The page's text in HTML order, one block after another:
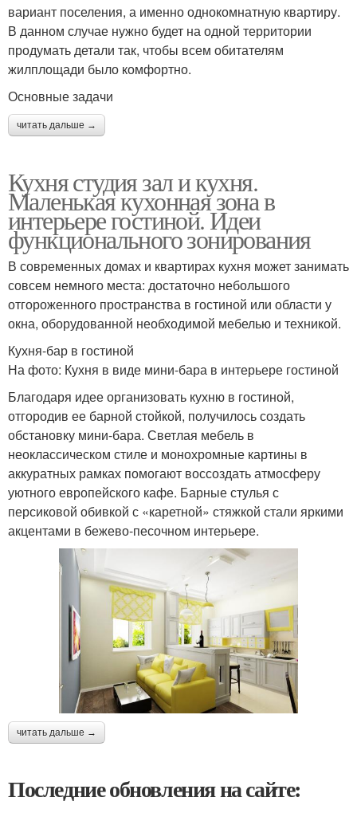
вариант поселения, а именно однокомнатную квартиру.
В данном случае нужно будет на одной территории
продумать детали так, чтобы всем обитателям
жилплощади было комфортно.
Основные задачи
читать дальше →
Кухня студия зал и кухня.
Маленькая кухонная зона в
интерьере гостиной. Идеи
функционального зонирования
В современных домах и квартирах кухня может занимать
совсем немного места: достаточно небольшого
отгороженного пространства в гостиной или области у
окна, оборудованной необходимой мебелью и техникой.
Кухня-бар в гостиной
На фото: Кухня в виде мини-бара в интерьере гостиной
Благодаря идее организовать кухню в гостиной,
отгородив ее барной стойкой, получилось создать
обстановку мини-бара. Светлая мебель в
неоклассическом стиле и монохромные картины в
аккуратных рамках помогают воссоздать атмосферу
уютного европейского кафе. Барные стулья с
персиковой обивкой с «каретной» стяжкой стали яркими
акцентами в бежево-песочном интерьере.
читать дальше →
Последние обновления на сайте: